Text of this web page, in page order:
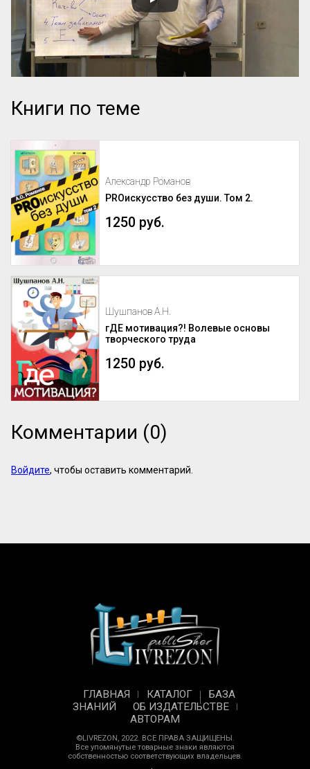
Книги по теме
Александр Романов
PROискусство без души. Том 2.
1250 руб.
Шушпанов А.Н.
гДЕ мотивация?! Волевые основы
творческого труда
1250 руб.
Комментарии (0)
Войдите, чтобы оставить комментарий.
ГЛАВНАЯ КАТАЛОГ
БАЗА
ЗНАНИЙ
ОБ ИЗДАТЕЛЬСТВЕ
АВТОРАМ
©LIVREZON, 2022. ВСЕ ПРАВА ЗАЩИЩЕНЫ.
Все упомянутые товарные знаки являются
собственностью соответствующих владельцев.